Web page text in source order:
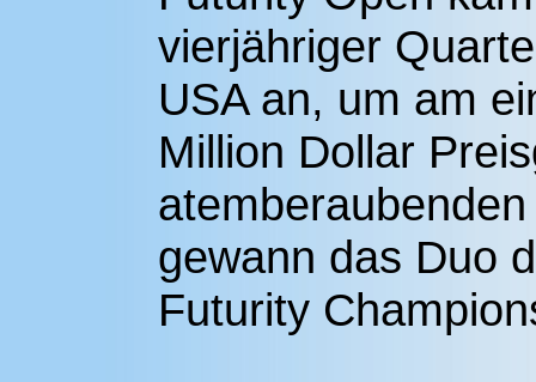
vierjähriger
USA an, um am
Million Dollar
gewann das Duo
Futurity